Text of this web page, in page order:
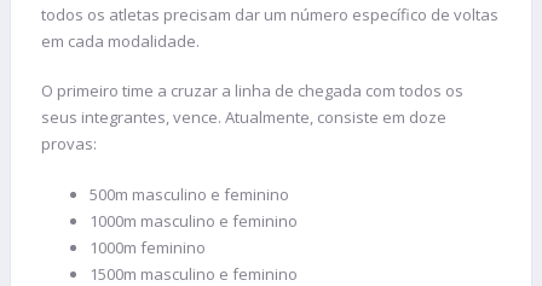
todos os atletas precisam dar um número específico de voltas
em cada modalidade.
O primeiro time a cruzar a linha de chegada com todos os
seus integrantes, vence. Atualmente, consiste em doze
provas:
500m masculino e feminino
1000m masculino e feminino
1000m feminino
1500m masculino e feminino